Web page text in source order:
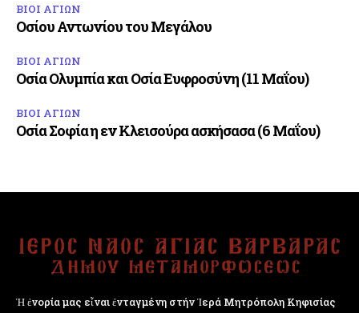
ΒΙΟΙ ΑΓΙΩΝ
Οσίου Αντωνίου του Μεγάλου
ΒΙΟΙ ΑΓΙΩΝ
Οσία Ολυμπία και Οσία Ευφροσύνη (11 Μαΐου)
ΒΙΟΙ ΑΓΙΩΝ
Οσία Σοφία η εν Κλεισούρα ασκήσασα (6 Μαΐου)
Ἡ ἐνορία μας εἶναι ἐνταγμένη στήν Ἱερά Μητρόπολη Κηφισίας